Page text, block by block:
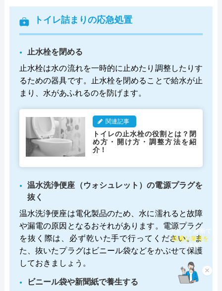
トイレ詰まりの応急処置
止水栓を閉める
止水栓は水の流れを一時的に止めたり調整したりす
るための器具です。止水栓を閉めることで給水が止
まり、水があふれるのを防げます。
関連記事
トイレの止水栓の役割とは？閉
め方・開け方・調整方法を紹
介！
温水洗浄便座（ウォシュレット）の電源プラグを
抜く
温水洗浄便座は電化製品のため、水に濡れると故障
や漏電の原因となるおそれがあります。電源プラグ
を抜く際は、必ず乾いた手で行ってください。ま
た、抜いたプラグはビニール袋などをかぶせて保護
しておきましょう。
ビニール袋や新聞紙で養生する
×
チャット診断で
最適な業者を
ご提案